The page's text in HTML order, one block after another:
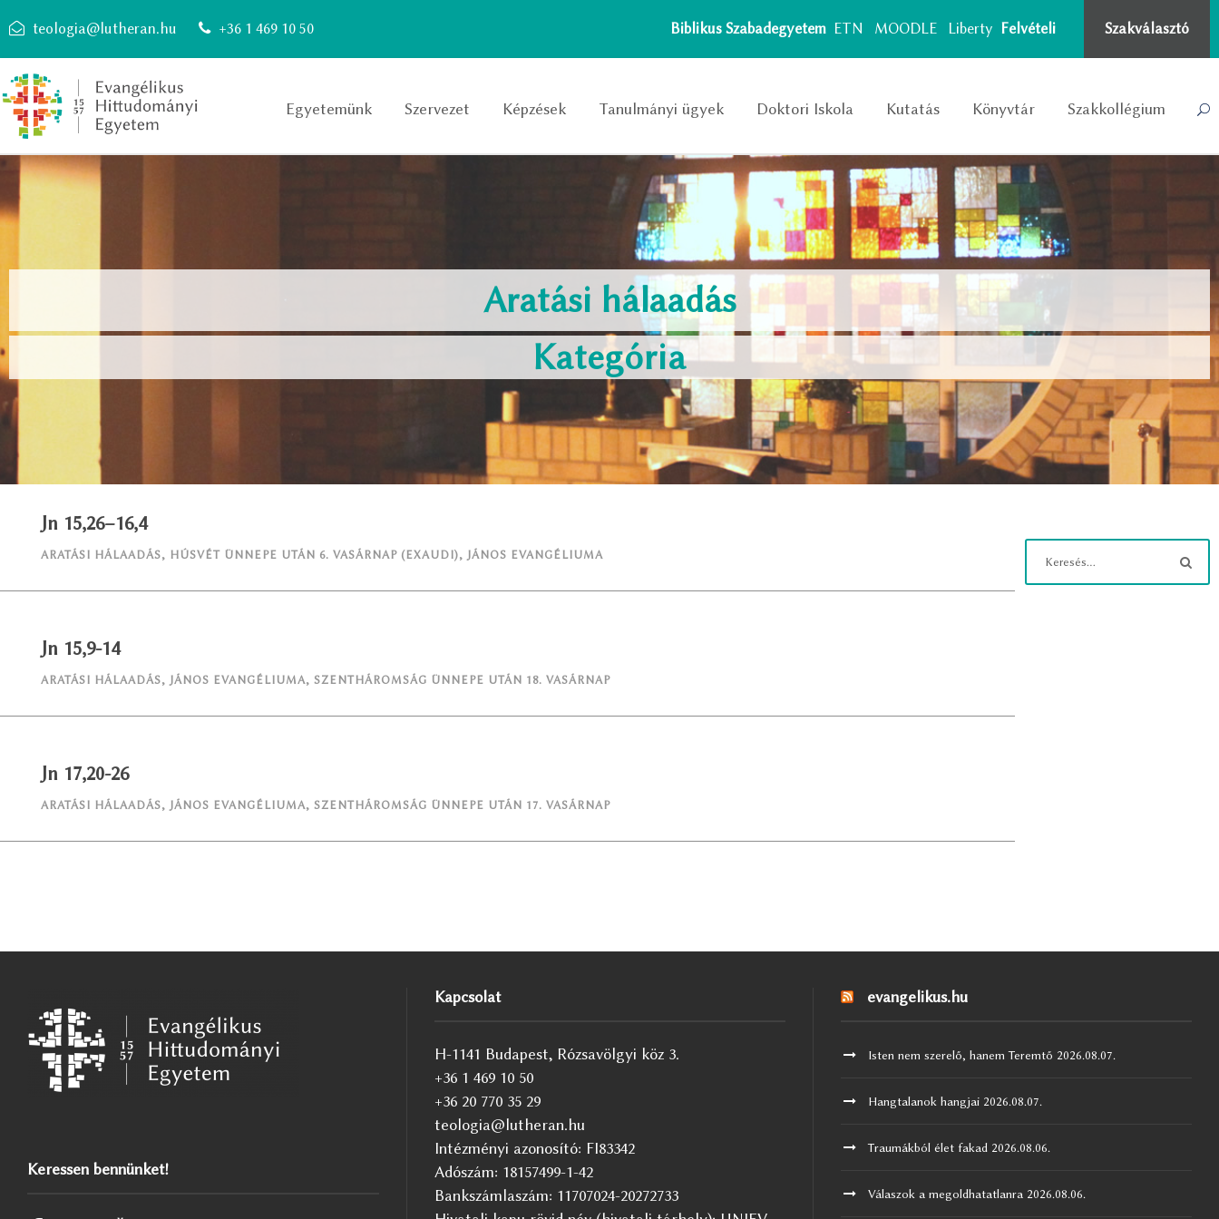
teologia@lutheran.hu +36 1 469 10 50 Biblikus Szabadegyetem ETN MOODLE Liberty Felvételi Szakválasztó
Egyetemünk Szervezet Képzések Tanulmányi ügyek Doktori Iskola Kutatás Könyvtár Szakkollégium
Aratási hálaadás
Kategória
Jn 15,26–16,4
ARATÁSI HÁLAADÁS, HÚSVÉT ÜNNEPE UTÁN 6. VASÁRNAP (EXAUDI), JÁNOS EVANGÉLIUMA
Jn 15,9-14
ARATÁSI HÁLAADÁS, JÁNOS EVANGÉLIUMA, SZENTHÁROMSÁG ÜNNEPE UTÁN 18. VASÁRNAP
Jn 17,20-26
ARATÁSI HÁLAADÁS, JÁNOS EVANGÉLIUMA, SZENTHÁROMSÁG ÜNNEPE UTÁN 17. VASÁRNAP
Keressen bennünket!
Kapcsolat
H-1141 Budapest, Rózsavölgyi köz 3.
+36 1 469 10 50
+36 20 770 35 29
teologia@lutheran.hu
Intézményi azonosító: FI83342
Adószám: 18157499-1-42
Bankszámlaszám: 11707024-20272733
evangelikus.hu
Isten nem szerelő, hanem Teremtő 2026.08.07.
Hangtalanok hangjai 2026.08.07.
Traumákból élet fakad 2026.08.06.
Válaszok a megoldhatatlanra 2026.08.06.